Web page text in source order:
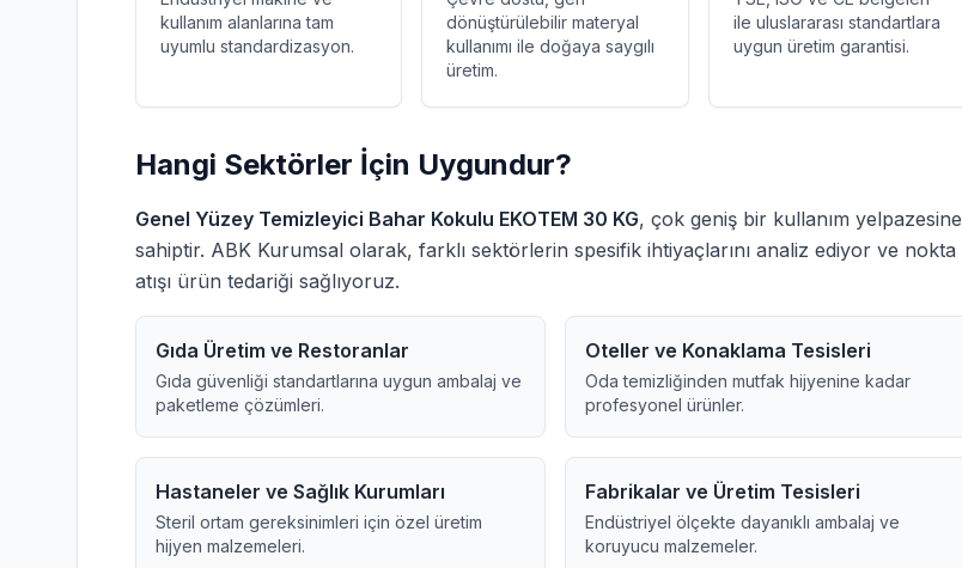
kullanım alanlarına tam
uyumlu standardizasyon.
dönüştürülebilir materyal
kullanımı ile doğaya saygılı
üretim.
ile uluslararası standartlara
uygun üretim garantisi.
Hangi Sektörler İçin Uygundur?
Genel Yüzey Temizleyici Bahar Kokulu EKOTEM 30 KG, çok geniş bir kullanım yelpazesine
sahiptir. ABK Kurumsal olarak, farklı sektörlerin spesifik ihtiyaçlarını analiz ediyor ve nokta
atışı ürün tedariği sağlıyoruz.
Gıda Üretim ve Restoranlar
Gıda güvenliği standartlarına uygun ambalaj ve
paketleme çözümleri.
Oteller ve Konaklama Tesisleri
Oda temizliğinden mutfak hijyenine kadar
profesyonel ürünler.
Hastaneler ve Sağlık Kurumları
Steril ortam gereksinimleri için özel üretim
hijyen malzemeleri.
Fabrikalar ve Üretim Tesisleri
Endüstriyel ölçekte dayanıklı ambalaj ve
koruyucu malzemeler.